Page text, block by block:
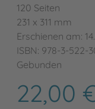
120 Seiten
231 x 311 mm
Erschienen am:
ISBN: 978-3-522-
Gebunden
22,00